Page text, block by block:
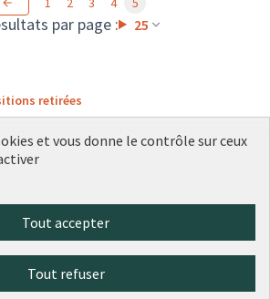
par page : 25
retirées
externe)
et vous donne le contrôle sur ceux
Tout accepter
Tout refuser